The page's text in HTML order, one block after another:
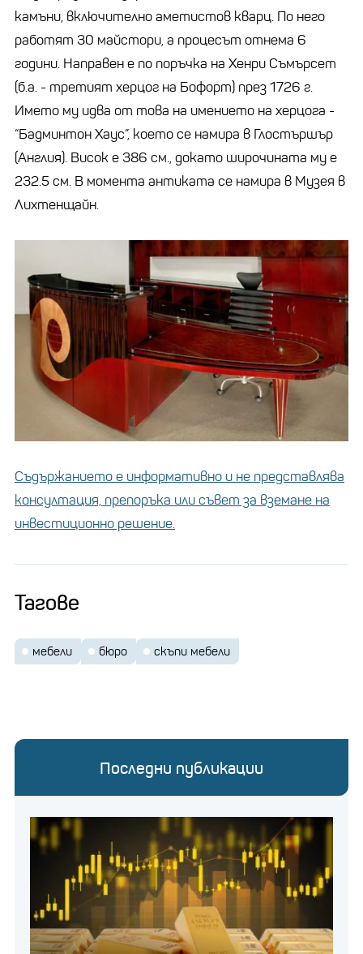
камъни, включително аметистов кварц. По него
работят 30 майстори, а процесът отнема 6
години. Направен е по поръчка на Хенри Съмърсет
(б.а. - третият херцог на Бофорт) през 1726 г.
Името му идва от това на имението на херцога -
“Бадминтон Хаус”, което се намира в Глостършър
(Англия). Висок е 386 см., докато широчината му е
232.5 см. В момента антиката се намира в Музея в
Лихтенщайн.
Съдържанието е информативно и не представлява
консултация, препоръка или съвет за вземане на
инвестиционно решение.
Тагове
мебели бюро скъпи мебели
Последни публикации